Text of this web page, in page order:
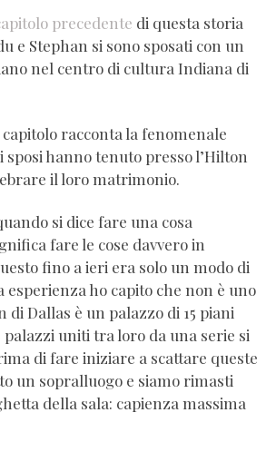
precedente di questa storia
e Stephan si sono sposati con un
nel centro di cultura Indiana di
capitolo racconta la fenomenale
sposi hanno tenuto presso l’Hilton
il loro matrimonio.
si dice fare una cosa
fare le cose davvero in
fino a ieri era solo un modo di
esperienza ho capito che non è uno
di Dallas è un palazzo di 15 piani
uniti tra loro da una serie si
di fare iniziare a scattare queste
un sopralluogo e siamo rimasti
della sala: capienza massima